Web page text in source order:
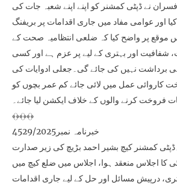
نے ڈپٹی کمشنر کو اپنے اپنے شعبہ جات کی
اور عوامی مفاد میں جاری اقدامات پر بریفنگ
موقع پر واضح کیا کہ ضلعی انتظامیہ صحت کے
شفافیت اور بہتری کے لیے پر عزم ہے اور کسی
برداشت نہیں کی جائے گی۔جعلی ادوایات کی
عمل میں لائی جائے کم عمر بچوں کو
فروخت کرنے والوں کے خلاف ایکشن لیا جائے۔
﴾﴿﴾﴿﴾﴿
خبرنامہ نمبر4529/2025
جون ۔ڈپٹی کمشنر کیچ بشیر احمد بڑیچ کی زیر صدارت
کا اجلاس منعقد ہوا، اجلاس میں ضلع کیچ میں
درپیش مسائل اور حل کے لیے جاری اقدامات